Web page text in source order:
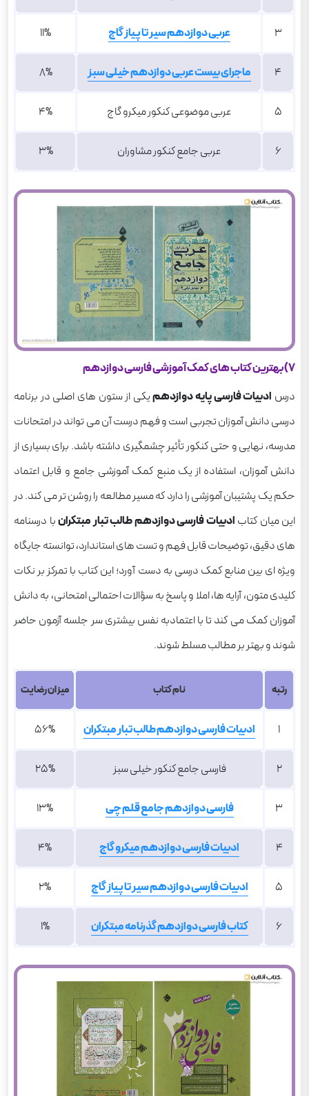
3 عربی دوازدهم سیر تا پیاز گاج 11%
4 ماجرای بیست عربی دوازدهم خیلی سبز 8%
5 عربی موضوعی کنکور میکرو گاج 4%
6 عربی جامع کنکور مشاوران 3%
7) بهترین کتاب های کمک آموزشی فارسی دوازدهم
درس ادبیات فارسی پایه دوازدهمیکی از ستون های اصلی در برنامه
درسی دانش آموزان تجربی است و فهم درست آن می تواند در امتحانات
مدرسه، نهایی و حتی کنکور تأثیر چشمگیری داشته باشد. برای بسیاری از
دانش آموزان، استفاده از یک منبع کمک آموزشی جامع و قابل اعتماد
حکم یک پشتیبان آموزشی را دارد که مسیر مطالعه را روشن تر می کند. در
این میان کتاب ادبیات فارسی دوازدهم طالب تبار مبتکرانبا درسنامه
های دقیق، توضیحات قابل فهم و تست های استاندارد، توانسته جایگاه
ویژه ای بین منابع کمک درسی به دست آورد؛ این کتاب با تمرکز بر نکات
کلیدی متون، آرایه ها، املا و پاسخ به سؤالات احتمالی امتحانی، به دانش
آموزان کمک می کند تا با اعتمادبه نفس بیشتری سر جلسه آزمون حاضر
شوند و بهتر بر مطالب مسلط شوند.
رتبه نام کتاب میزان رضایت
1 ادبیات فارسی دوازدهم طالب تبار مبتکران 56%
2 فارسی جامع کنکور خیلی سبز 25%
3 فارسی دوازدهم جامع قلم چی 13%
4 ادبیات فارسی دوازدهم میکرو گاج 4%
5 ادبیات فارسی دوازدهم سیر تا پیاز گاج 2%
6 کتاب فارسی دوازدهم گذرنامه مبتکران 1%